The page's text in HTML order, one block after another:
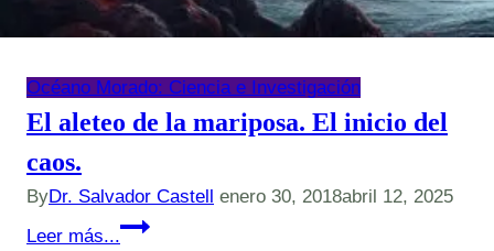
Océano Morado: Ciencia e Investigación
El aleteo de la mariposa. El inicio del
caos.
ByDr. Salvador Castell enero 30, 2018abril 12, 2025
Leer más...
El